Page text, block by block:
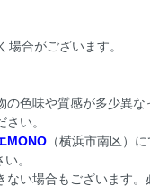
合がございます。
色味や質感が多少異な
い。
MONO （横浜市南区）
。
い場合もございます。